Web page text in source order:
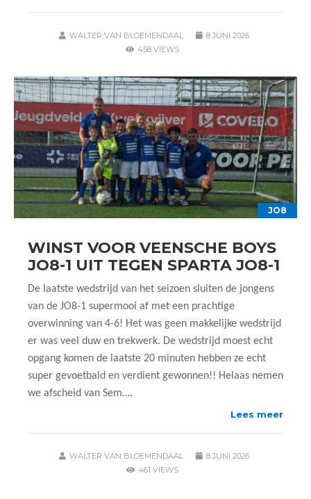
WALTER VAN BLOEMENDAAL
8 JUNI 2026
458 VIEWS
JO8
WINST VOOR VEENSCHE BOYS
JO8-1 UIT TEGEN SPARTA JO8-1
De laatste wedstrijd van het seizoen sluiten de jongens
van de JO8-1 supermooi af met een prachtige
overwinning van 4-6! Het was geen makkelijke wedstrijd
er was veel duw en trekwerk. De wedstrijd moest echt
opgang komen de laatste 20 minuten hebben ze echt
super gevoetbald en verdient gewonnen!! Helaas nemen
we afscheid van Sem….
Lees meer
WALTER VAN BLOEMENDAAL
8 JUNI 2026
461 VIEWS